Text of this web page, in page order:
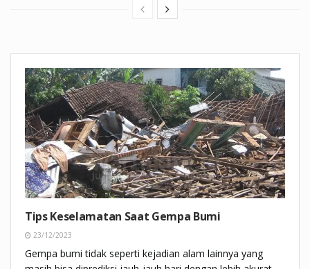
Tips Keselamatan Saat Gempa Bumi
23/12/2023
Gempa bumi tidak seperti kejadian alam lainnya yang